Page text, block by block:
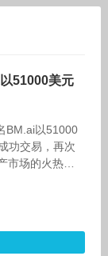
51000美元
BM.ai以51000
功交易，再次
市场的火热行